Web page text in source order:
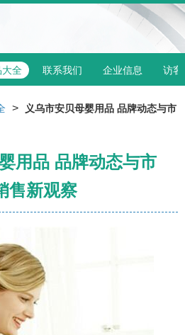
大全 联系我们 企业信息 访客
>
义乌市安贝母婴用品 品牌动态与市
用品 品牌动态与市
售新观察